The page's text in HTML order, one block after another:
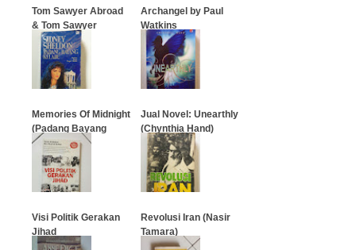
Tom Sawyer Abroad
& Tom Sawyer
Detective
Archangel by Paul
Watkins
…
Memories Of Midnight
(Padang Bayang
Kelabu)
Jual Novel: Unearthly
(Chynthia Hand)
…
Visi Politik Gerakan
Jihad
Revolusi Iran (Nasir
Tamara)